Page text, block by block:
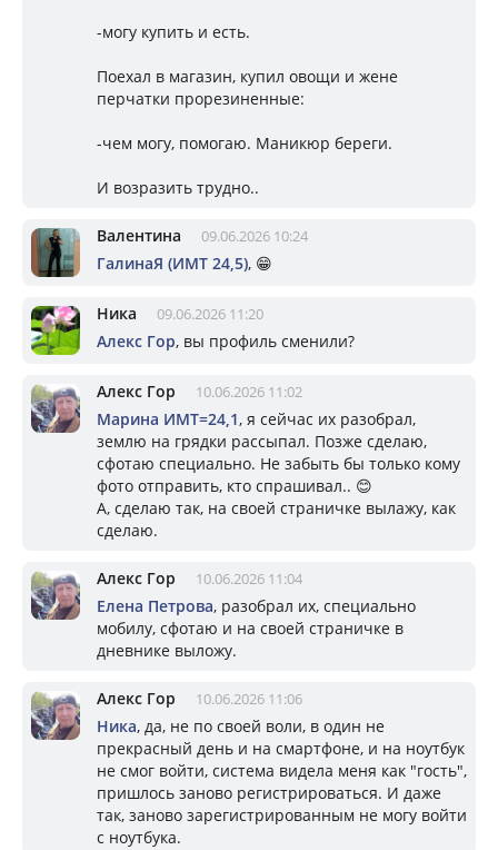
-могу купить и есть.
Поехал в магазин, купил овощи и жене
перчатки прорезиненные:
-чем могу, помогаю. Маникюр береги.
И возразить трудно..
Валентина 09.06.2026 10:24
ГалинаЯ (ИМТ 24,5), 😁
Ника 09.06.2026 11:20
Алекс Гор, вы профиль сменили?
Алекс Гор 10.06.2026 11:02
Марина ИМТ=24,1, я сейчас их разобрал,
землю на грядки рассыпал. Позже сделаю,
сфотаю специально. Не забыть бы только кому
фото отправить, кто спрашивал.. 😊
А, сделаю так, на своей страничке вылажу, как
сделаю.
Алекс Гор 10.06.2026 11:04
Елена Петрова, разобрал их, специально
мобилу, сфотаю и на своей страничке в
дневнике выложу.
Алекс Гор 10.06.2026 11:06
Ника, да, не по своей воли, в один не
прекрасный день и на смартфоне, и на ноутбук
не смог войти, система видела меня как "гость",
пришлось заново регистрироваться. И даже
так, заново зарегистрированным не могу войти
с ноутбука.